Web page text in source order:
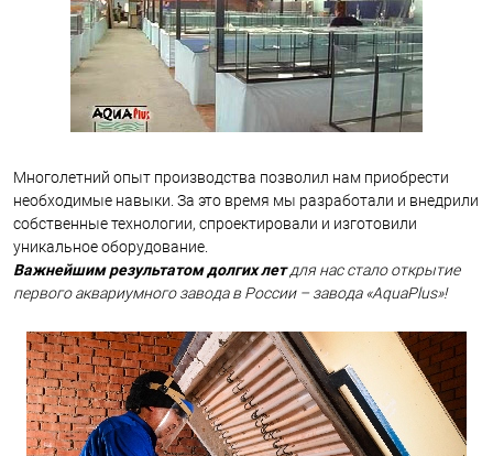
Многолетний опыт производства позволил нам приобрести
необходимые навыки. За это время мы разработали и внедрили
собственные технологии, спроектировали и изготовили
уникальное оборудование.
Важнейшим результатом долгих летдля нас стало открытие
первого аквариумного завода в России – завода «AquaPlus»!